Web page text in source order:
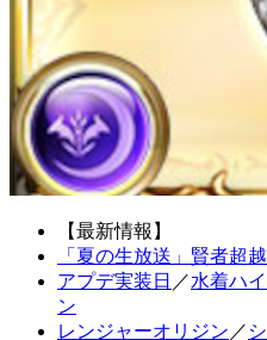
【最新情報】
「夏の生放送」賢者超
アプデ実装日 ／水着ハ
ン
レンジャーオリジン ／